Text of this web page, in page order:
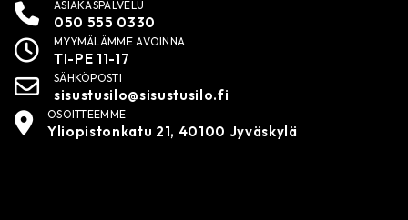
ASIAKASPALVELU
050 555 0330
MYYMÄLÄMME AVOINNA
TI-PE 11-17
SÄHKÖPOSTI
sisustusilo@sisustusilo.fi
OSOITTEEMME
Yliopistonkatu 21, 40100 Jyväskylä